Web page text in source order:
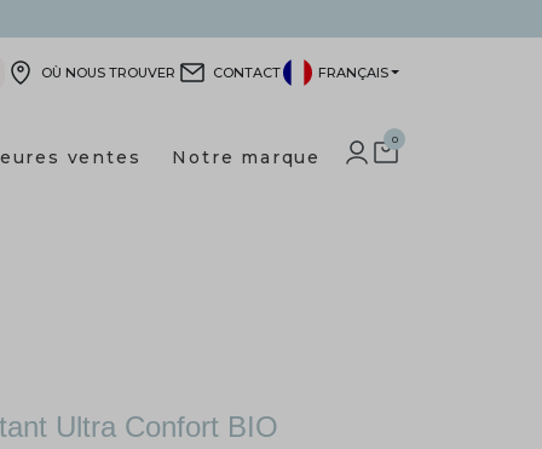
OÙ NOUS TROUVER CONTACT FRANÇAIS
ventes Notre marque
0
Ultra Confort BIO